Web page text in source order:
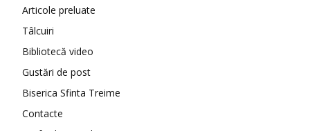
Articole preluate
Tâlcuiri
Bibliotecă video
Gustări de post
Biserica Sfinta Treime
Contacte